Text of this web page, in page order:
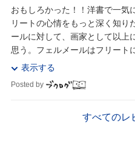
おもしろかった！！洋書で一気
リートの心情をもっと深く知り
ールに対して、画家として以上
思う。フェルメールはフリート
に才能があることに気づき、た
表示する
Posted by
すべてのレ